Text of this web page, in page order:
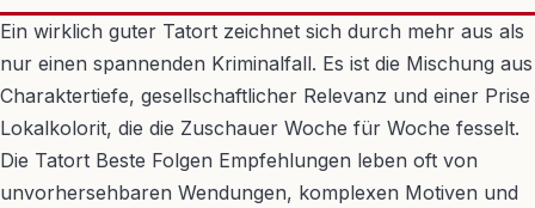
Ein wirklich guter Tatort zeichnet sich durch mehr aus als
nur einen spannenden Kriminalfall. Es ist die Mischung aus
Charaktertiefe, gesellschaftlicher Relevanz und einer Prise
Lokalkolorit, die die Zuschauer Woche für Woche fesselt.
Die Tatort Beste Folgen Empfehlungen leben oft von
unvorhersehbaren Wendungen, komplexen Motiven und